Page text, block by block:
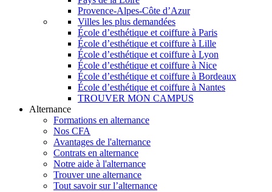
Provence-Alpes-Côte d’Azur
Villes les plus demandées
École d’esthétique et coiffure à Paris
École d’esthétique et coiffure à Lille
École d’esthétique et coiffure à Lyon
École d’esthétique et coiffure à Nice
École d’esthétique et coiffure à Bordeaux
École d’esthétique et coiffure à Nantes
TROUVER MON CAMPUS
Alternance
Formations en alternance
Nos CFA
Avantages de l'alternance
Contrats en alternance
Notre aide à l'alternance
Trouver une alternance
Tout savoir sur l’alternance